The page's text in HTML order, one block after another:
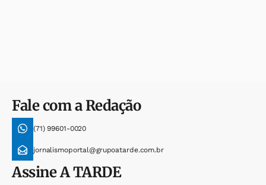
Fale com a Redação
(71) 99601-0020
jornalismoportal@grupoatarde.com.br
AssineA TARDE